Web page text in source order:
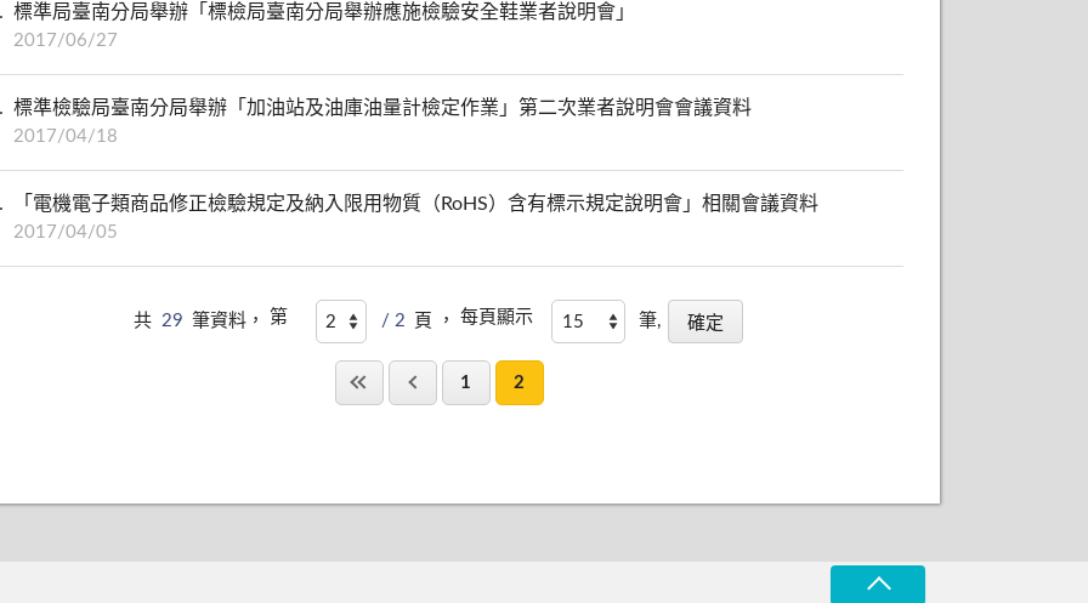
標準局臺南分局舉辦「標檢局臺南分局舉辦應施檢驗安全鞋業者說明會」
2017/06/27
標準檢驗局臺南分局舉辦「加油站及油庫油量計檢定作業」第二次業者說明會會議資料
2017/04/18
「電機電子類商品修正檢驗規定及納入限用物質（RoHS）含有標示規定說明會」相關會議資料
2017/04/05
共 29 筆資料， 第 / 2 頁 ， 每頁顯示 筆,
1 2